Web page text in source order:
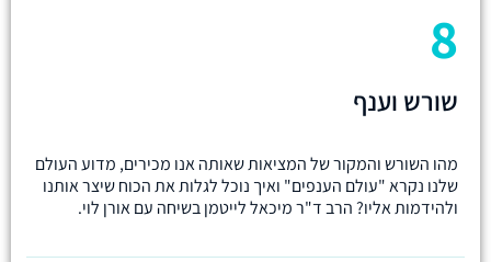
8
שורש וענף
מהו השורש והמקור של המציאות שאותה אנו מכירים, מדוע העולם
שלנו נקרא "עולם הענפים" ואיך נוכל לגלות את הכוח שיצר אותנו
ולהידמות אליו? הרב ד"ר מיכאל לייטמן בשיחה עם אורן לוי.